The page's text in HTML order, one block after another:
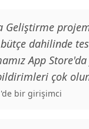
Geliştirme
dahilinde
App Store'da
çok
bir girişimci